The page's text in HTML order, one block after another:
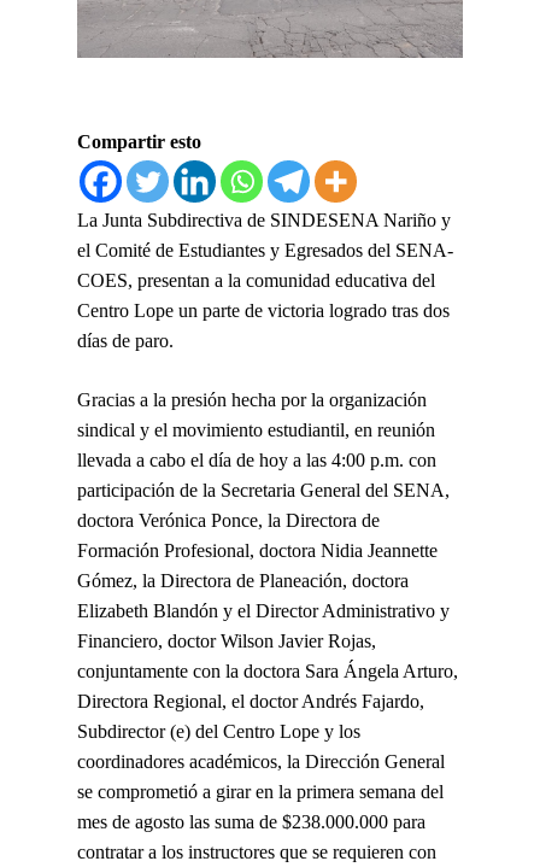
Compartir esto
La Junta Subdirectiva de SINDESENA Nariño y
el Comité de Estudiantes y Egresados del SENA-
COES, presentan a la comunidad educativa del
Centro Lope un parte de victoria logrado tras dos
días de paro.
Gracias a la presión hecha por la organización
sindical y el movimiento estudiantil, en reunión
llevada a cabo el día de hoy a las 4:00 p.m. con
participación de la Secretaria General del SENA,
doctora Verónica Ponce, la Directora de
Formación Profesional, doctora Nidia Jeannette
Gómez, la Directora de Planeación, doctora
Elizabeth Blandón y el Director Administrativo y
Financiero, doctor Wilson Javier Rojas,
conjuntamente con la doctora Sara Ángela Arturo,
Directora Regional, el doctor Andrés Fajardo,
Subdirector (e) del Centro Lope y los
coordinadores académicos, la Dirección General
se comprometió a girar en la primera semana del
mes de agosto las suma de $238.000.000 para
contratar a los instructores que se requieren con